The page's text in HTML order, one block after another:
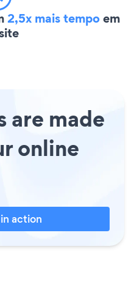
2,5x mais tempoem
are made
online
action